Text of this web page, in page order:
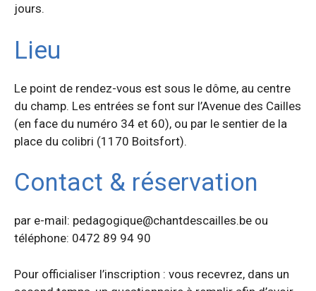
jours.
Lieu
Le point de rendez-vous est sous le dôme, au centre
du champ. Les entrées se font sur l’Avenue des Cailles
(en face du numéro 34 et 60), ou par le sentier de la
place du colibri (1170 Boitsfort).
Contact & réservation
par e-mail: pedagogique@chantdescailles.be ou
téléphone: 0472 89 94 90
Pour officialiser l’inscription : vous recevrez, dans un